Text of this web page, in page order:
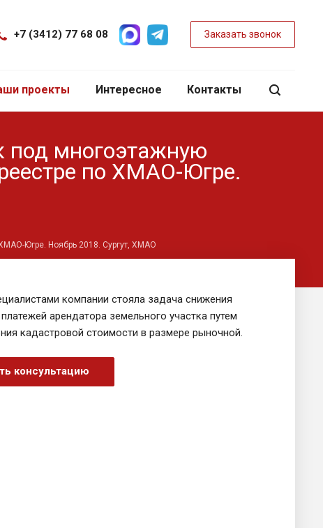
+7 (3412) 77 68 08 Заказать звонок
проекты Интересное Контакты
под многоэтажную
по ХМАО-Югре.
Югре. Ноябрь 2018. Сургут, ХМАО
компании стояла задача снижения
арендатора земельного участка путем
кадастровой стоимости в размере рыночной.
консультацию